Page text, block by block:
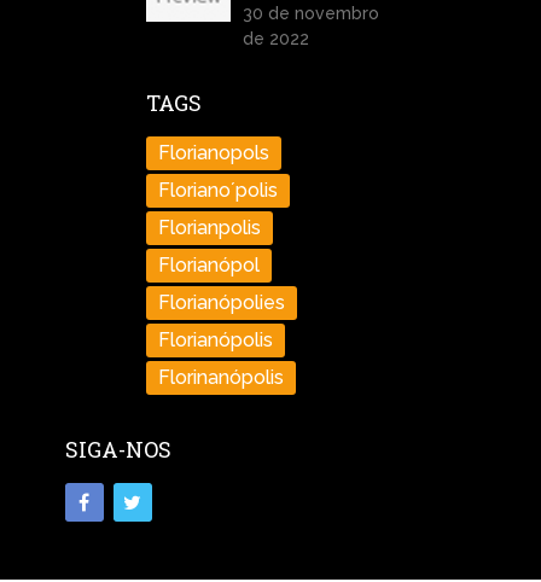
30 de novembro
de 2022
TAGS
Florianopols
Floriano´polis
Florianpolis
Florianópol
Florianópolies
Florianópolis
Florinanópolis
SIGA-NOS